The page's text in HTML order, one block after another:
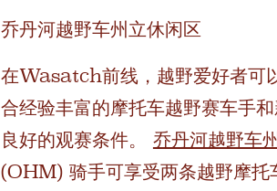
乔丹河越野车州立休闲区
在Wasatch前线，越野爱好者可
合经验丰富的摩托车越野赛车手
良好的观赛条件。 乔丹河越野车
(OHM) 骑手可享受两条越野摩